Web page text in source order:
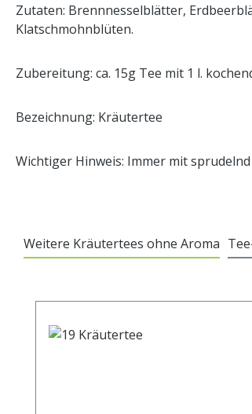
Zutaten: Brennnesselblätter,
Klatschmohnblüten.
Zubereitung: ca. 15g Tee mit 1 l.
Bezeichnung: Kräutertee
Wichtiger Hinweis: Immer mit
Weitere Kräutertees ohne Aroma